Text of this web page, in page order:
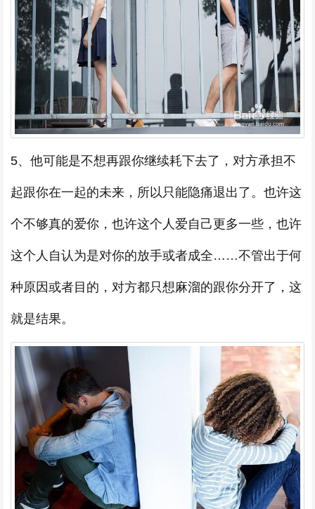
5、他可能是不想再跟你继续耗下去了，对方承担不
起跟你在一起的未来，所以只能隐痛退出了。也许这
个不够真的爱你，也许这个人爱自己更多一些，也许
这个人自认为是对你的放手或者成全……不管出于何
种原因或者目的，对方都只想麻溜的跟你分开了，这
就是结果。